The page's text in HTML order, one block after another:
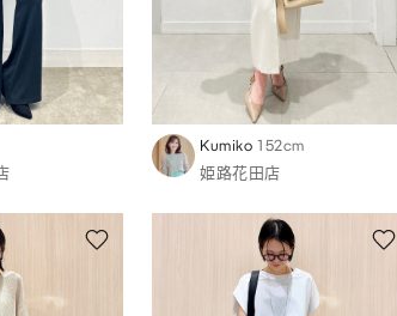
Kumiko 152cm
姫路花田店